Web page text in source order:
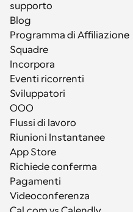
supporto
Blog
Programma di Affiliazione
Squadre
Incorpora
Eventi ricorrenti
Sviluppatori
OOO
Flussi di lavoro
Riunioni Instantanee
App Store
Richiede conferma
Pagamenti
Videoconferenza